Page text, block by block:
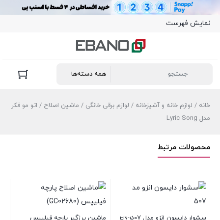
نمایش فهرست
خانه / لوازم خانه و آشپزخانه / لوازم برقی خانگی / ماشین اصلاح / اتو مو فکر
مدل Lyric Song
محصولات مرتبط
سشوار دایسون انزو مدل EN-507
ماشین پرزگیر پارچه فیلیپس